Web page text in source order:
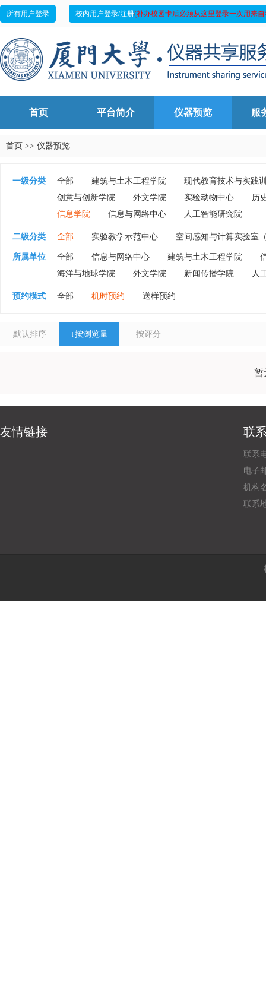
所有用户登录 校内用户登录/注册(补办校园卡后必须从这里登录一次用来
首页 平台简介 仪器预览 服
首页 >> 仪器预览
一级分类 全部 建筑与土木工程学院
现代教育技术与实践
创意与创新学院
外文学院 实验动物中心
历
信息学院
信息与网络中心 人工智能研究院
二级分类 全部 实验教学示范中心 空间感知与计算实验室
所属单位 全部 信息与网络中心 建筑与土木工程学院
海洋与地球学院
外文学院 新闻传播学院 人
预约模式 全部 机时预约 送样预约
默认排序 ↓按浏览量 按评分
暂
友情链接 联
联系
电子
机构
联系